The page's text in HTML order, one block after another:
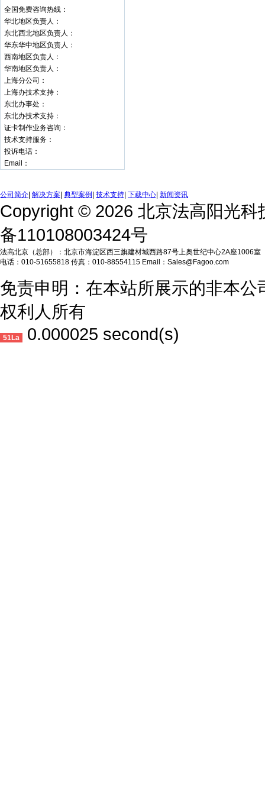
全国免费咨询热线：
华北地区负责人：
东北西北地区负责人：
华东华中地区负责人：
西南地区负责人：
华南地区负责人：
上海分公司：
上海办技术支持：
东北办事处：
东北办技术支持：
证卡制作业务咨询：
技术支持服务：
投诉电话：
Email：
公司简介 解决方案 典型案例 技术支持 下载中心 新闻资讯
Copyright © 2026 北京法高阳光
备110108003424号
法高北京（总部）：北京市海淀区西三旗建材城西路87号上奥世纪中心2A座1006室
电话：010-51655818 传真：010-88554115 Email：Sales@Fagoo.com
免责申明：在本站所展示的非本
权利人所有
51La 0.000025 second(s)